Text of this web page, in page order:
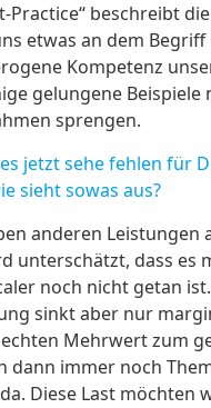
beschreibt
etwas an dem
Kompetenz
gelungene
sprengen.
es jetzt sehe fehlen
sieht sowas aus?
anderen
unterschätzt, dass es
noch nicht getan
sinkt aber nur
Mehrwert zum
dann immer noch
Diese Last möchten